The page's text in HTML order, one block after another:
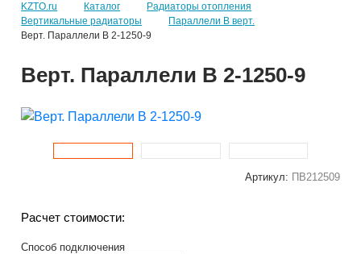
KZTO.ru Каталог
Радиаторы отопления
Вертикальные радиаторы
Параллели В верт.
Верт. Параллели В 2-1250-9
Верт. Параллели В 2-1250-9
Артикул: ПВ212509
Расчет стоимости:
Способ подключения